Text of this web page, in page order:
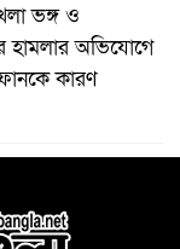
ভঙ্গ ও
অভিযোগে
কারণ